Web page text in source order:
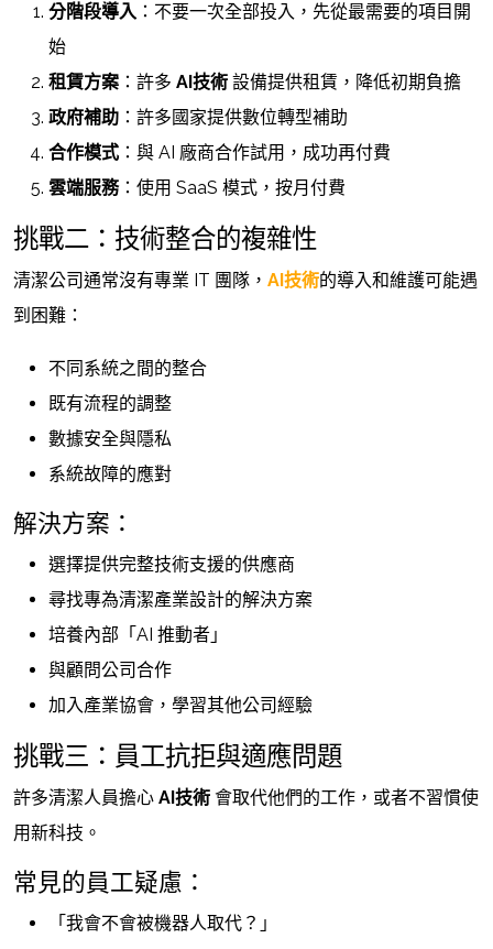
分階段導入 ：不要一次全部投入，先從最需要的項目開
始
租賃方案 ：許多 AI技術 設備提供租賃，降低初期負擔
政府補助 ：許多國家提供數位轉型補助
合作模式 ：與 AI 廠商合作試用，成功再付費
雲端服務：使用 SaaS 模式，按月付費
挑戰二：技術整合的複雜性
清潔公司通常沒有專業 IT 團隊， AI技術的導入和維護可能遇
到困難：
不同系統之間的整合
既有流程的調整
數據安全與隱私
系統故障的應對
解決方案：
選擇提供完整技術支援的供應商
尋找專為清潔產業設計的解決方案
培養內部「AI 推動者」
與顧問公司合作
加入產業協會，學習其他公司經驗
挑戰三：員工抗拒與適應問題
許多清潔人員擔心 AI技術 會取代他們的工作，或者不習慣使
用新科技。
常見的員工疑慮：
「我會不會被機器人取代？」